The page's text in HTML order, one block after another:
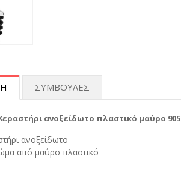
ΣΥΜΒΟΥΛΕΣ
ανοξείδωτο πλαστικό μαύρο 905
ανοξείδωτο
από μαύρο πλαστικό